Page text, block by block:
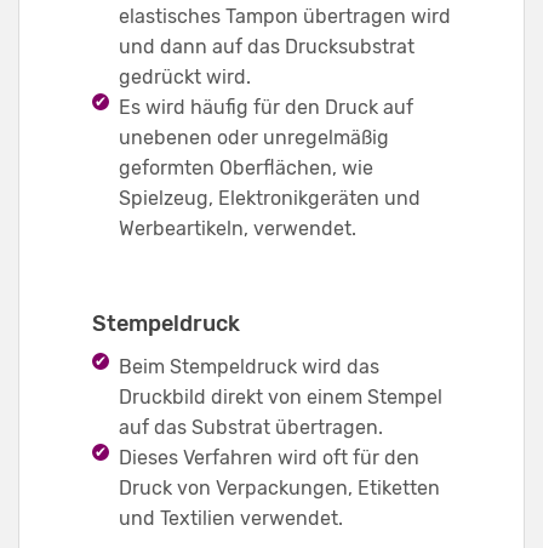
elastisches Tampon übertragen wird
und dann auf das Drucksubstrat
gedrückt wird.
Es wird häufig für den Druck auf
unebenen oder unregelmäßig
geformten Oberflächen, wie
Spielzeug, Elektronikgeräten und
Werbeartikeln, verwendet.
Stempeldruck
Beim Stempeldruck wird das
Druckbild direkt von einem Stempel
auf das Substrat übertragen.
Dieses Verfahren wird oft für den
Druck von Verpackungen, Etiketten
und Textilien verwendet.